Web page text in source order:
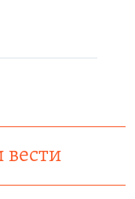
вести